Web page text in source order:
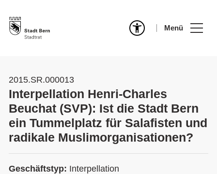
Menü
2015.SR.000013
Interpellation Henri-Charles
Beuchat (SVP): Ist die Stadt Bern
ein Tummelplatz für Salafisten und
radikale Muslimorganisationen?
Geschäftstyp: Interpellation